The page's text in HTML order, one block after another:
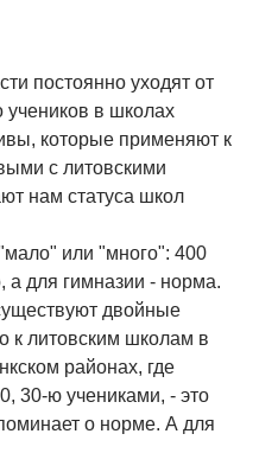
постоянно уходят от
учеников в школах
которые применяют к
с литовскими
нам статуса школ
или "много": 400
для гимназии - норма.
двойные
к литовским школам в
районах, где
30-ю учениками, - это
о норме. А для